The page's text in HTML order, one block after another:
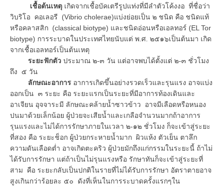
เชื้อต้นเหตุ เกิดจากเชื้อบัคเตรีรูปแท่งที่มีลำตัวโค้งงอ ที่ชื่อว่า
วิบริโอ คอเลอรี (Vibrio cholerae)แบ่งย่อยเป็น ๒ ชนิด คือ ชนิดแท้
หรือคลาสสิก (classical biotype) และชนิดอ่อนหรือเอลทอร์ (EL Tor
biotype) การระบาดในประเทศไทยนับแต่ พ.ศ. ๒๕๑๖เป็นต้นมา เกิด
จากเชื้อเอลทอร์เป็นต้นเหตุ
ระยะฟักตัว ประมาณ ๒-๓ วัน แต่อาจพบได้ตั้งแต่ ๒-๓ ชั่วโมง
ถึง ๕ วัน
ลักษณะอาการ อาการเกิดขึ้นอย่างรวดเร็วและรุนแรง อาจแบ่ง
ออกเป็น ๓ ระยะ คือ ระยะแรกเป็นระยะที่มีอาการท้องเดินและ
อาเจียน อุจจาระมี ลักษณะคล้ายน้ำซาวข้าว อาจมีเลือดหรือหนอง
ปนมาด้วยเล็กน้อย ผู้ป่วยจะเสียน้ำและเกลือจำนวนมากถ้าอาการ
รุนแรงและไม่ได้การรักษาภายในเวลา ๒-๑๒ ชั่วโมง ก็จะเข้าสู่ระยะ
ที่สอง คือ ระยะช็อก ผู้ป่วยกระหายน้ำมาก ผิวแห้ง ตัวเย็น ตาลึก
ความดันเลือดต่ำ อาจเกิดตะคริว ผู้ป่วยมักถึงแก่กรรมในระยะนี้ ถ้าไม่
ได้รับการรักษา แต่ถ้าเป็นไม่รุนแรงหรือ รักษาทันก็จะเข้าสู่ระยะที่
สาม คือ ระยะกลับเป็นปกติในรายที่ไม่ได้รับการรักษา อัตราตายอาจ
สูงเกินกว่าร้อยละ ๕๐ ดังที่เห็นในการระบาดครั้งแรกๆใน